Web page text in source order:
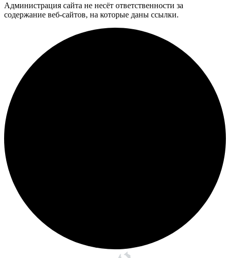
Администрация сайта не несёт ответственности за
содержание веб-сайтов, на которые даны ссылки.